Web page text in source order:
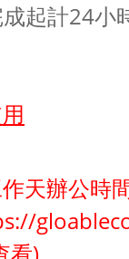
起計24小
天辦公時